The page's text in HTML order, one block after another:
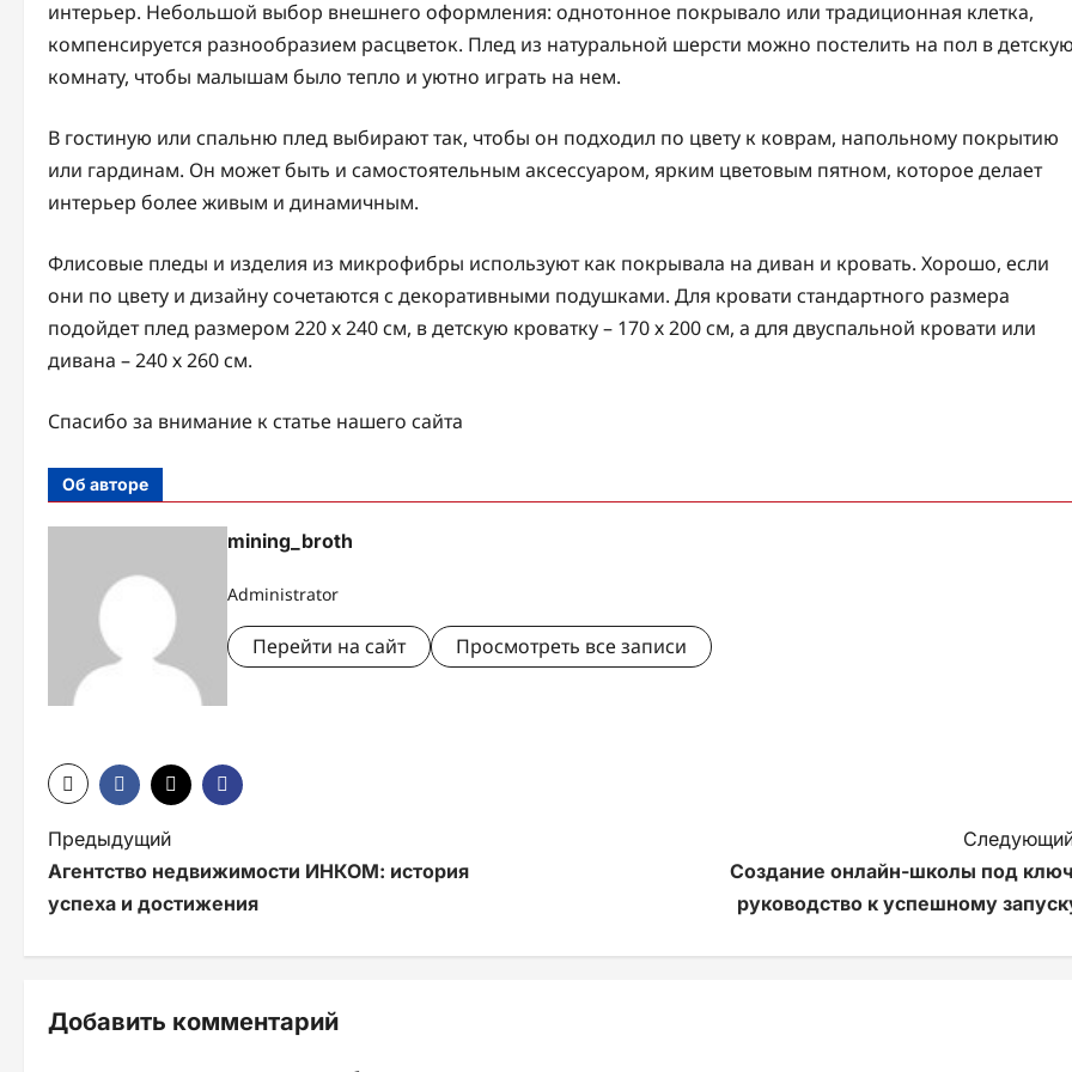
интерьер. Небольшой выбор внешнего оформления: однотонное покрывало или традиционная клетка,
компенсируется разнообразием расцветок. Плед из натуральной шерсти можно постелить на пол в
комнату, чтобы малышам было тепло и уютно играть на нем.
В гостиную или спальню плед выбирают так, чтобы он подходил по цвету к коврам, напольному покрытию
или гардинам. Он может быть и самостоятельным аксессуаром, ярким цветовым пятном, которое делает
интерьер более живым и динамичным.
Флисовые пледы и изделия из микрофибры используют как покрывала на диван и кровать. Хорошо, если
они по цвету и дизайну сочетаются с декоративными подушками. Для кровати стандартного размера
подойдет плед размером 220 х 240 см, в детскую кроватку – 170 х 200 см, а для двуспальной кровати или
дивана – 240 х 260 см.
Спасибо за внимание к статье нашего сайта
Об авторе
mining_broth
Administrator
Перейти на сайт Просмотреть все записи
Н
а
г
Предыдущий
Агентство недвижимости ИНКОМ: история
успеха и достижения
Создание онлайн-школы под
руководство к успешному
Добавить комментарий